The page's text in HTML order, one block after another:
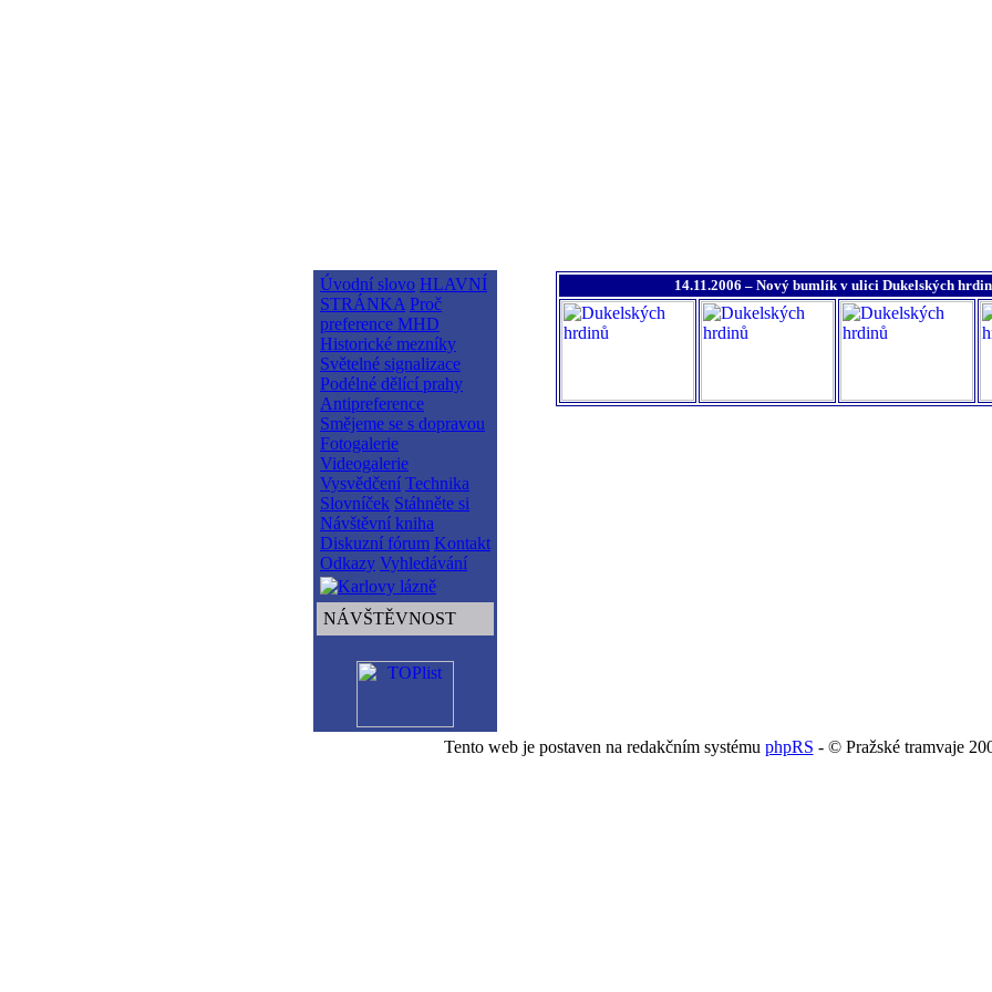
Úvodní slovo HLAVNÍ
STRÁNKA Proč
preference MHD
Historické mezníky
Světelné signalizace
Podélné dělící prahy
Antipreference
Smějeme se s dopravou
Fotogalerie
Videogalerie
Vysvědčení Technika
Slovníček Stáhněte si
Návštěvní kniha
Diskuzní fórum Kontakt
Odkazy Vyhledávání
NÁVŠTĚVNOST
14.11.2006 – Nový bumlík v ulici Dukelských
Tento web je postaven na redakčním systému phpRS - © Pražské tramvaje